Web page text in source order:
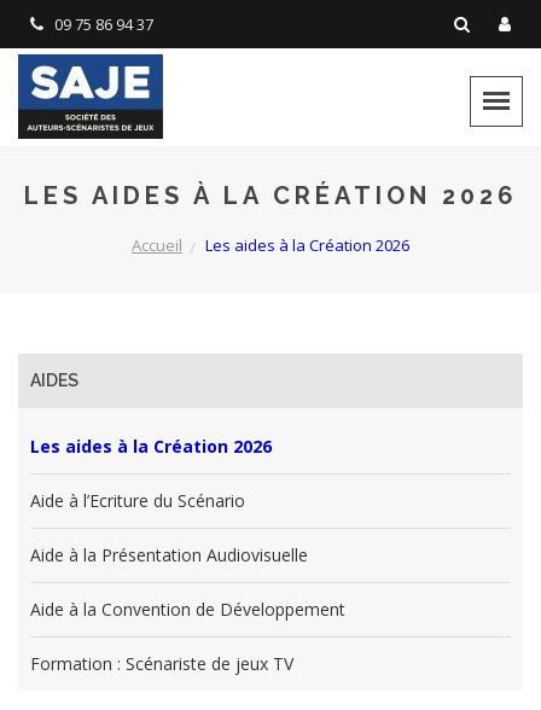
Panneau de gestion des cookies
09 75 86 94 37
LES AIDES À LA CRÉATION 2026
Accueil Les aides à la Création 2026
AIDES
Les aides à la Création 2026
Aide à l’Ecriture du Scénario
Aide à la Présentation Audiovisuelle
Aide à la Convention de Développement
Formation : Scénariste de jeux TV